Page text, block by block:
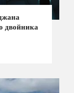
двойника